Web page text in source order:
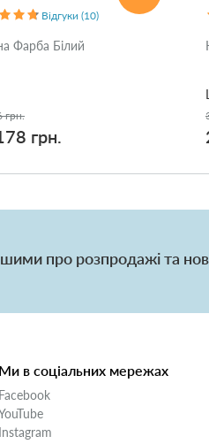
Відгуки (10)
Фарба Білий
грн.
грн.
про розпродажі та
Ми в соціальних мережах
Facebook
Instagram